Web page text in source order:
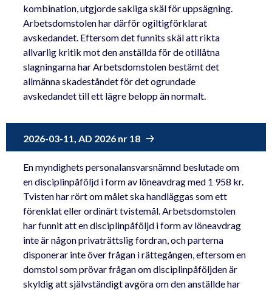
kombination, utgjorde sakliga skäl för uppsägning.
Arbetsdomstolen har därför ogiltigförklarat
avskedandet. Eftersom det funnits skäl att rikta
allvarlig kritik mot den anställda för de otillåtna
slagningarna har Arbetsdomstolen bestämt det
allmänna skadeståndet för det ogrundade
avskedandet till ett lägre belopp än normalt.
2026-03-11, AD 2026 nr 18
En myndighets personalansvarsnämnd beslutade om
en disciplinpåföljd i form av löneavdrag med 1 958 kr.
Tvisten har rört om målet ska handläggas som ett
förenklat eller ordinärt tvistemål. Arbetsdomstolen
har funnit att en disciplinpåföljd i form av löneavdrag
inte är någon privaträttslig fordran, och parterna
disponerar inte över frågan i rättegången, eftersom en
domstol som prövar frågan om disciplinpåföljden är
skyldig att självständigt avgöra om den anställde har